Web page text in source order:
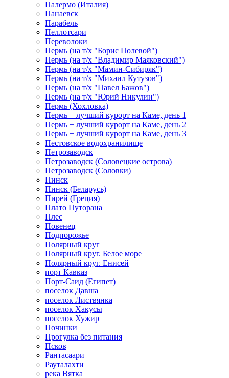
Палермо (Италия)
Панаевск
Парабель
Пеллотсари
Переволоки
Пермь (на т/х "Борис Полевой")
Пермь (на т/х "Владимир Маяковский")
Пермь (на т/х "Мамин-Сибиряк")
Пермь (на т/х "Михаил Кутузов")
Пермь (на т/х "Павел Бажов")
Пермь (на т/х "Юрий Никулин")
Пермь (Хохловка)
Пермь + лучший курорт на Каме, день 1
Пермь + лучший курорт на Каме, день 2
Пермь + лучший курорт на Каме, день 3
Пестовское водохранилище
Петрозаводск
Петрозаводск (Соловецкие острова)
Петрозаводск (Соловки)
Пинск
Пинск (Беларусь)
Пирей (Греция)
Плато Путорана
Плес
Повенец
Подпорожье
Полярный круг
Полярный круг. Белое море
Полярный круг. Енисей
порт Кавказ
Порт-Саид (Египет)
поселок Давша
поселок Листвянка
поселок Хакусы
поселок Хужир
Починки
Прогулка без питания
Псков
Рантасаари
Рауталахти
река Вятка